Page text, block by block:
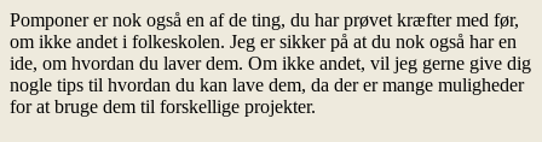
Pomponer er nok også en af de ting, du har prøvet kræfter med før,
om ikke andet i folkeskolen. Jeg er sikker på at du nok også har en
ide, om hvordan du laver dem. Om ikke andet, vil jeg gerne give dig
nogle tips til hvordan du kan lave dem, da der er mange muligheder
for at bruge dem til forskellige projekter.